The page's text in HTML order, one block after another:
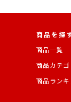
商品を探
商品一覧
商品カテ
商品ラン